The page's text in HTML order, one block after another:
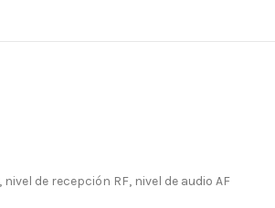
de recepción RF, nivel de audio AF